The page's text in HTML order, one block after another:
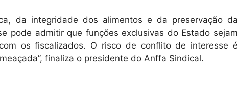
da integridade dos alimentos e da preservação da
pode admitir que funções exclusivas do Estado sejam
os fiscalizados. O risco de conflito de interesse é
finaliza o presidente do Anffa Sindical.